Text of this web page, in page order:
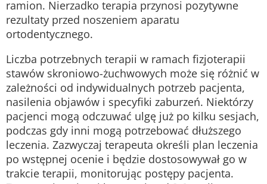
ramion. Nierzadko terapia przynosi pozytywne
rezultaty przed noszeniem aparatu
ortodentycznego.
Liczba potrzebnych terapii w ramach fizjoterapii
stawów skroniowo-żuchwowych może się różnić w
zależności od indywidualnych potrzeb pacjenta,
nasilenia objawów i specyfiki zaburzeń. Niektórzy
pacjenci mogą odczuwać ulgę już po kilku sesjach,
podczas gdy inni mogą potrzebować dłuższego
leczenia. Zazwyczaj terapeuta określi plan leczenia
po wstępnej ocenie i będzie dostosowywał go w
trakcie terapii, monitorując postępy pacjenta.